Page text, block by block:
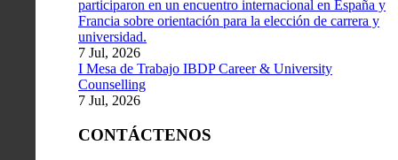
participaron en un encuentro internacional en España y
Francia sobre orientación para la elección de carrera y
universidad.
7 Jul, 2026
I Mesa de Trabajo IBDP Career & University
Counselling
7 Jul, 2026
CONTÁCTENOS